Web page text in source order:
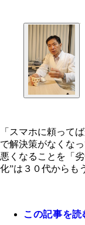
「スマホに頼って
で解決策がなくな
悪くなることを「
化”は３０代からも
この記事を読